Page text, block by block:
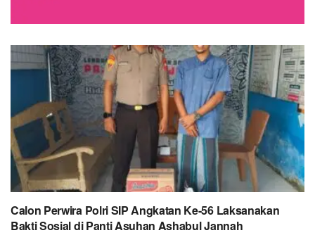
Calon Perwira Polri SIP Angkatan Ke-56 Laksanakan
Bakti Sosial di Panti Asuhan Ashabul Jannah